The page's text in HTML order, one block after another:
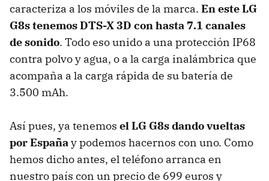
caracteriza a los móviles de la marca. En este LG
G8s tenemos DTS-X 3D con hasta 7.1 canales
de sonido. Todo eso unido a una protección IP68
contra polvo y agua, o a la carga inalámbrica que
acompaña a la carga rápida de su batería de
3.500 mAh.
Así pues, ya tenemos el LG G8s dando vueltas
por Españay podemos hacernos con uno. Como
hemos dicho antes, el teléfono arranca en
nuestro país con un precio de 699 euros y